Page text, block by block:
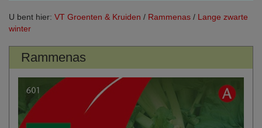
U bent hier: VT Groenten & Kruiden / Rammenas / Lange zwarte
winter
Rammenas